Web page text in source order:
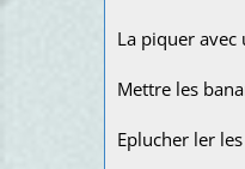
La piquer
Mettre les
Eplucher ler